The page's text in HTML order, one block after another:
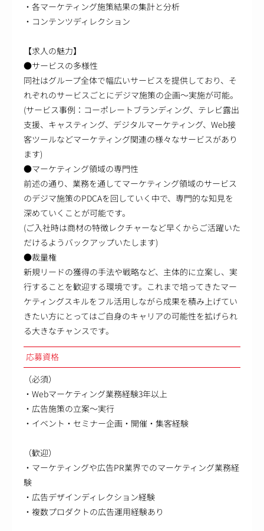
・各マーケティング施策結果の集計と分析
・コンテンツディレクション
【求人の魅力】
●サービスの多様性
同社はグループ全体で幅広いサービスを提供しており、そ
れぞれのサービスごとにデジマ施策の企画～実施が可能。
(サービス事例：コーポレートブランディング、テレビ露出
支援、キャスティング、デジタルマーケティング、Web接
客ツールなどマーケティング関連の様々なサービスがあり
ます)
●マーケティング領域の専門性
前述の通り、業務を通してマーケティング領域のサービス
のデジマ施策のPDCAを回していく中で、専門的な知見を
深めていくことが可能です。
(ご入社時は商材の特徴レクチャーなど早くからご活躍いた
だけるようバックアップいたします)
●裁量権
新規リードの獲得の手法や戦略など、主体的に立案し、実
行することを歓迎する環境です。これまで培ってきたマー
ケティングスキルをフル活用しながら成果を積み上げてい
きたい方にとってはご自身のキャリアの可能性を拡げられ
る大きなチャンスです。
応募資格
（必須）
・Webマーケティング業務経験3年以上
・広告施策の立案～実行
・イベント・セミナー企画・開催・集客経験
（歓迎）
・マーケティングや広告PR業界でのマーケティング業務経
験
・広告デザインディレクション経験
・複数プロダクトの広告運用経験あり